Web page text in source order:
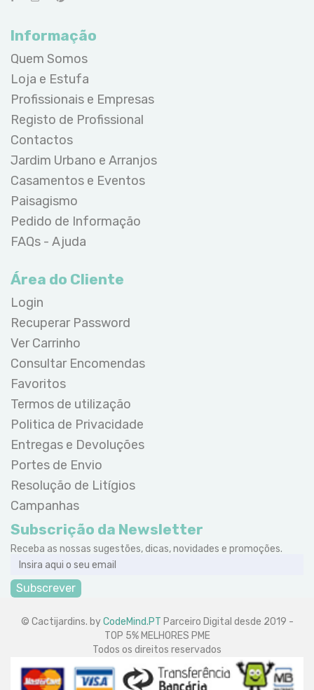
Informação
Quem Somos
Loja e Estufa
Profissionais e Empresas
Registo de Profissional
Contactos
Jardim Urbano e Arranjos
Casamentos e Eventos
Paisagismo
Pedido de Informação
FAQs - Ajuda
Área do Cliente
Login
Recuperar Password
Ver Carrinho
Consultar Encomendas
Favoritos
Termos de utilização
Politica de Privacidade
Entregas e Devoluções
Portes de Envio
Resolução de Litígios
Campanhas
Subscrição da Newsletter
Receba as nossas sugestões, dicas, novidades e promoções.
Subscrever
© Cactijardins. byCodeMind.PT Parceiro Digital desde 2019 -
TOP 5% MELHORES PME
Todos os direitos reservados